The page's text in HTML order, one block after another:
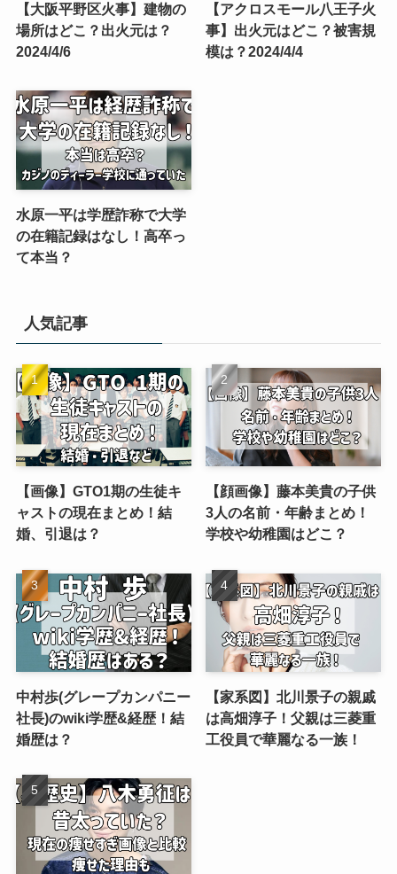
【大阪平野区火事】建物の
場所はどこ？出火元は？
2024/4/6
【アクロスモール八王子火
事】出火元はどこ？被害規
模は？2024/4/4
水原一平は学歴詐称で大学
の在籍記録はなし！高卒っ
て本当？
人気記事
【画像】GTO1期の生徒キ
ャストの現在まとめ！結
婚、引退は？
【顔画像】藤本美貴の子供
3人の名前・年齢まとめ！
学校や幼稚園はどこ？
中村歩(グレープカンパニー
社長)のwiki学歴&経歴！結
婚歴は？
【家系図】北川景子の親戚
は高畑淳子！父親は三菱重
工役員で華麗なる一族！